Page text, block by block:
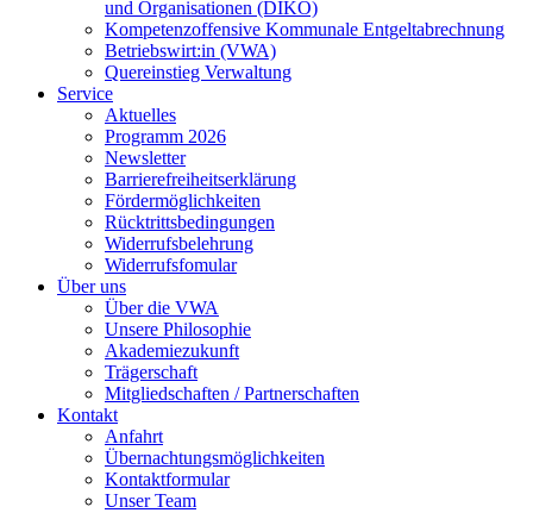
und Organisationen (DIKO)
Kompetenzoffensive Kommunale Entgeltabrechnung
Betriebswirt:in (VWA)
Quereinstieg Verwaltung
Service
Aktuelles
Programm 2026
Newsletter
Barrierefreiheitserklärung
Fördermöglichkeiten
Rücktrittsbedingungen
Widerrufsbelehrung
Widerrufsfomular
Über uns
Über die VWA
Unsere Philosophie
Akademiezukunft
Trägerschaft
Mitgliedschaften / Partnerschaften
Kontakt
Anfahrt
Übernachtungsmöglichkeiten
Kontaktformular
Unser Team